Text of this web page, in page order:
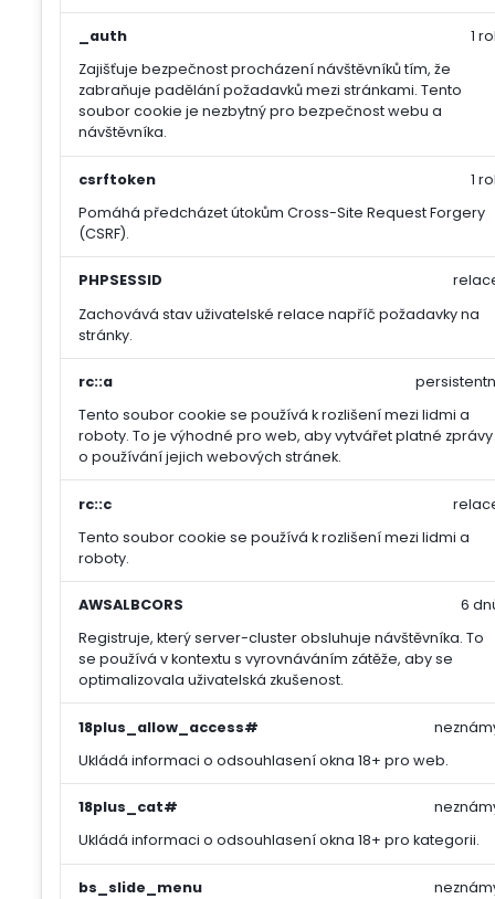
_auth
Zajišťuje bezpečnost procházení návštěvníků tím, že
zabraňuje padělání požadavků mezi stránkami. Tento
soubor cookie je nezbytný pro bezpečnost webu a
návštěvníka.
1
csrftoken
Pomáhá předcházet útokům Cross-Site Request Forgery
(CSRF).
1
PHPSESSID
Zachovává stav uživatelské relace napříč požadavky na
stránky.
rc::a
Tento soubor cookie se používá k rozlišení mezi lidmi a
roboty. To je výhodné pro web, aby vytvářet platné zprávy
o používání jejich webových stránek.
rc::c
Tento soubor cookie se používá k rozlišení mezi lidmi a
roboty.
AWSALBCORS
Registruje, který server-cluster obsluhuje návštěvníka. To
se používá v kontextu s vyrovnáváním zátěže, aby se
optimalizovala uživatelská zkušenost.
6
18plus_allow_access#
Ukládá informaci o odsouhlasení okna 18+ pro web.
18plus_cat#
Ukládá informaci o odsouhlasení okna 18+ pro kategorii.
bs_slide_menu